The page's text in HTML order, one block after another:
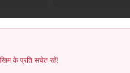
के प्रति सचेत रहें!